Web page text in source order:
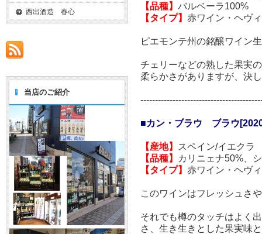
【品種】 バルベーラ100%
【タイプ】 赤ワイン・ヘヴ
ピエモンテ州の銘醸ワイン
チェリーなどの熟した果実
柔らかさがありますが、決
■カン・ブラウ ブラウ
【産地】
スペイン/イエクラ
【品種】
カリニェナ50%、
【タイプ】 赤ワイン・ヘヴ
このワインはフレッシュさ
それでも樽のタッチはよく
さ、生き生きとした果実味
西出酒造 春心
当店のご紹介